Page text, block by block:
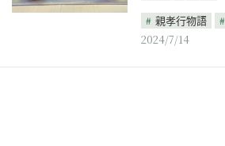
親孝行物語
2024/7/14